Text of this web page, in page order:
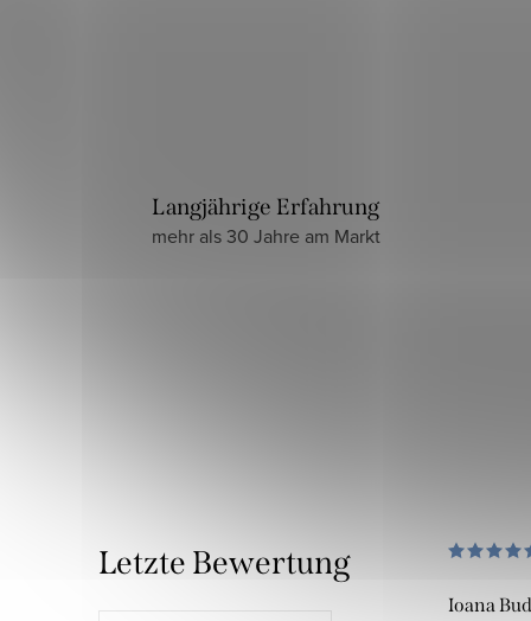
Langjährige Erfahrung
mehr als 30 Jahre am Markt
Letzte Bewertung
Ioana